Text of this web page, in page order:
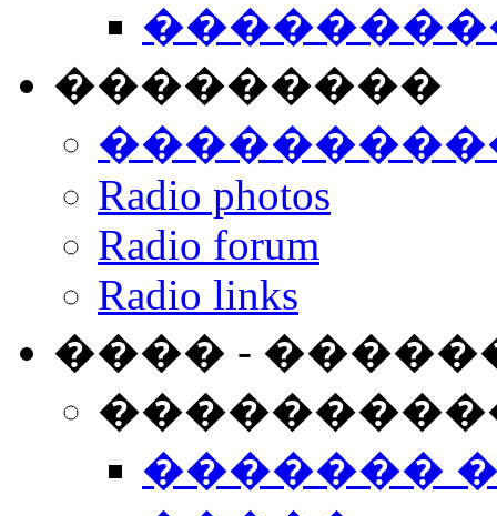
���������
Radio photos
Radio forum
Radio links
���� -
�������